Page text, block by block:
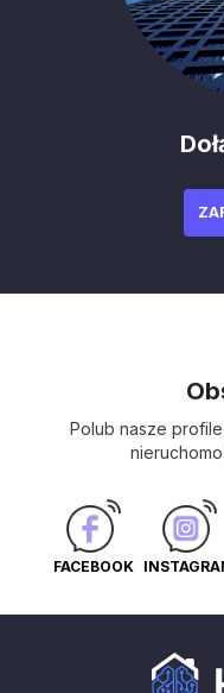
Polub nasze
FACEBOOK